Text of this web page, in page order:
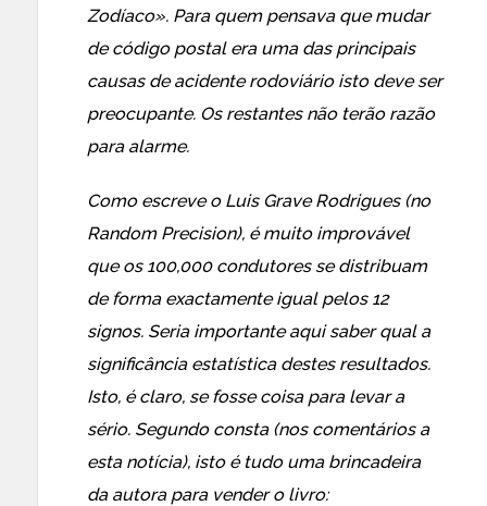
Zodíaco». Para quem pensava que mudar
de código postal era uma das principais
causas de acidente rodoviário isto deve ser
preocupante. Os restantes não terão razão
para alarme.
Como escreve o Luis Grave Rodrigues (no
Random Precision), é muito improvável
que os 100,000 condutores se distribuam
de forma exactamente igual pelos 12
signos. Seria importante aqui saber qual a
significância estatística destes resultados.
Isto, é claro, se fosse coisa para levar a
sério. Segundo consta (nos comentários a
estanotícia), isto é tudo uma brincadeira
da autora para vender o livro: